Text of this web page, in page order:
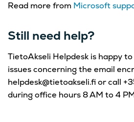
Read more from Microsoft
Still need help?
TietoAkseli Helpdesk is happy
issues concerning the email
helpdesk@tietoakseli.fi or call
during office hours 8 AM to 4